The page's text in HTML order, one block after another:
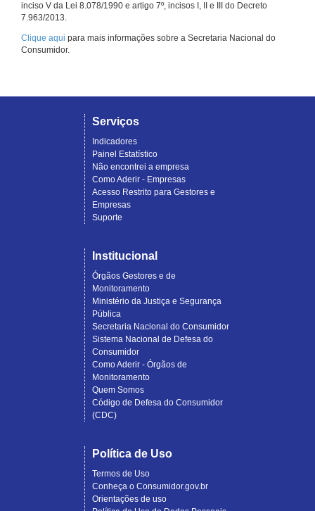
inciso V da Lei 8.078/1990 e artigo 7º, incisos I, II e III do Decreto
7.963/2013.
Clique aqui para mais informações sobre a Secretaria Nacional do
Consumidor.
Serviços
Indicadores
Painel Estatístico
Não encontrei a empresa
Como Aderir - Empresas
Acesso Restrito para Gestores e
Empresas
Suporte
Institucional
Órgãos Gestores e de
Monitoramento
Ministério da Justiça e Segurança
Pública
Secretaria Nacional do Consumidor
Sistema Nacional de Defesa do
Consumidor
Como Aderir - Órgãos de
Monitoramento
Quem Somos
Código de Defesa do Consumidor
(CDC)
Política de Uso
Termos de Uso
Conheça o Consumidor.gov.br
Orientações de uso